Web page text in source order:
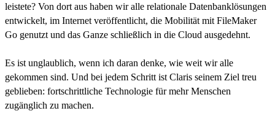
leistete? Von dort aus haben wir alle relationale Datenbanklösungen
entwickelt, im Internet veröffentlicht, die Mobilität mit FileMaker
Go genutzt und das Ganze schließlich in die Cloud ausgedehnt.
Es ist unglaublich, wenn ich daran denke, wie weit wir alle
gekommen sind. Und bei jedem Schritt ist Claris seinem Ziel treu
geblieben: fortschrittliche Technologie für mehr Menschen
zugänglich zu machen.